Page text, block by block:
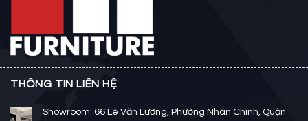
THÔNG TIN LIÊN HỆ
Showroom: 66 Lê Văn Lương, Phường Nhân Chính, Quận